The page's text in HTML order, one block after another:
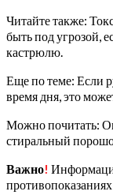
Читайте также:
быть под угрозой,
кастрюлю.
Еще по теме: Если
время дня, это
Можно почитать:
стиральный
Важно!